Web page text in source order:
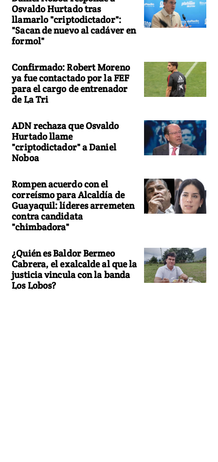
Osvaldo Hurtado tras
llamarlo "criptodictador":
"Sacan de nuevo al cadáver en
formol"
Confirmado: Robert Moreno
ya fue contactado por la FEF
para el cargo de entrenador
de La Tri
ADN rechaza que Osvaldo
Hurtado llame
"criptodictador" a Daniel
Noboa
Rompen acuerdo con el
correísmo para Alcaldía de
Guayaquil: líderes arremeten
contra candidata
"chimbadora"
¿Quién es Baldor Bermeo
Cabrera, el exalcalde al que la
justicia vincula con la banda
Los Lobos?